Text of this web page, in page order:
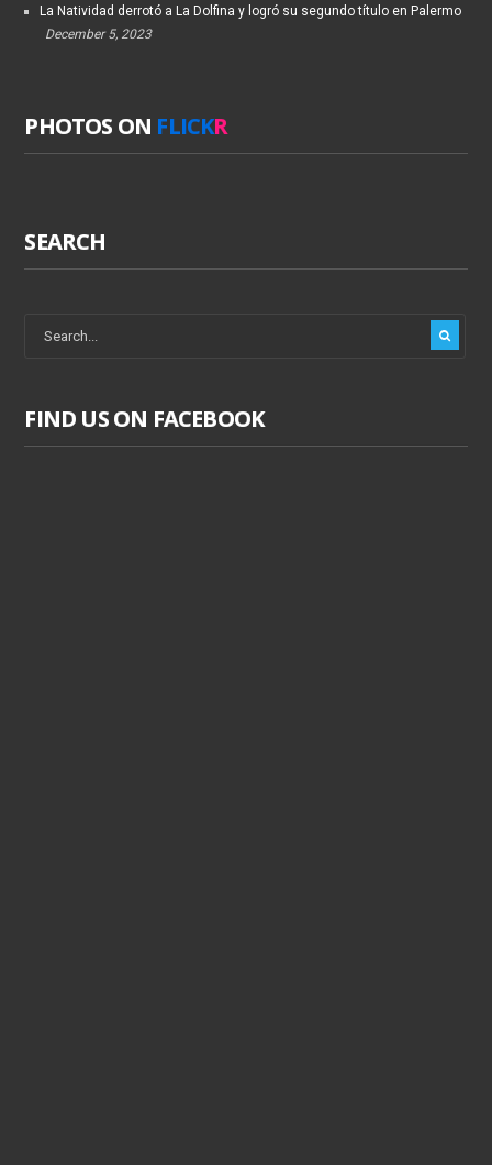
La Natividad derrotó a La Dolfina y logró su segundo título en Palermo
December 5, 2023
PHOTOS ON FLICKR
SEARCH
FIND US ON FACEBOOK